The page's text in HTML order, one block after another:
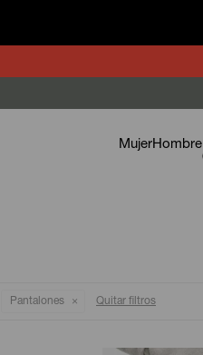
MujerHombre
Pantalones Quitar filtros